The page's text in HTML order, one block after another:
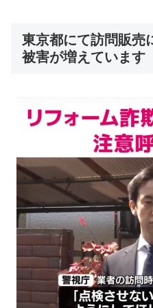
東京都にて訪問販売
被害が増えています